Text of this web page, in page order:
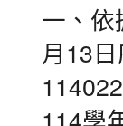
一、依
月13